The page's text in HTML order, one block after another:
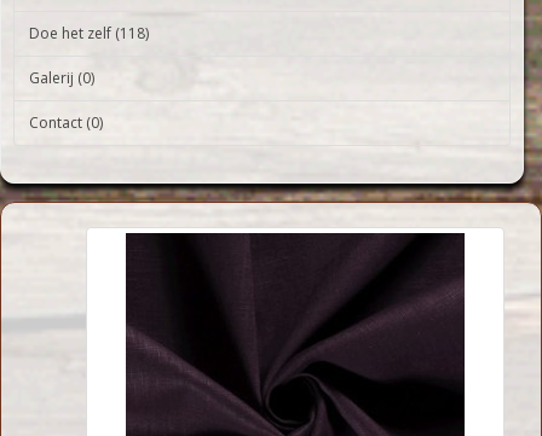
Doe het zelf (118)
Galerij (0)
Contact (0)